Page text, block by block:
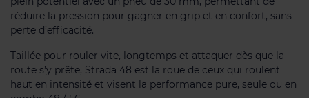
réduire la pression pour gagner en grip et en confort, sans
perte d’efficacité.
Taillée pour rouler vite, longtemps et attaquer dès que la
route s’y prête, Strada 48 est la roue de ceux qui roulent
haut en intensité et visent la performance pure, seule ou en